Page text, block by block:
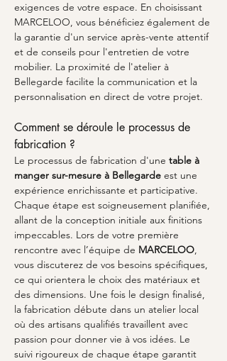
exigences de votre espace. En choisissant
MARCELOO, vous bénéficiez également de
la garantie d'un service après-vente attentif
et de conseils pour l'entretien de votre
mobilier. La proximité de l'atelier à
Bellegarde facilite la communication et la
personnalisation en direct de votre projet.
Comment se déroule le processus de
fabrication ?
Le processus de fabrication d'une table à
manger sur-mesure à Bellegarde est une
expérience enrichissante et participative.
Chaque étape est soigneusement planifiée,
allant de la conception initiale aux finitions
impeccables. Lors de votre première
rencontre avec l’équipe de MARCELOO,
vous discuterez de vos besoins spécifiques,
ce qui orientera le choix des matériaux et
des dimensions. Une fois le design finalisé,
la fabrication débute dans un atelier local
où des artisans qualifiés travaillent avec
passion pour donner vie à vos idées. Le
suivi rigoureux de chaque étape garantit